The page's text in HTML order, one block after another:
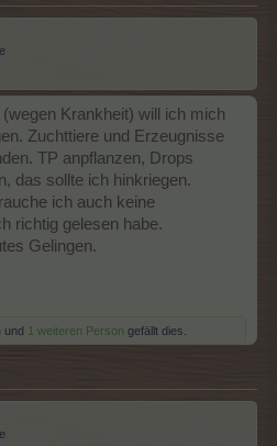
Krankheit) will ich mich
Zuchttiere und Erzeugnisse
TP anpflanzen, Drops
das sollte ich hinkriegen.
ich auch keine
richtig gelesen habe.
Gelingen.
und 1 weiteren Person gefällt dies.